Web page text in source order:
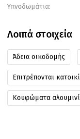
Υπνοδωμάτια:
Λοιπά στοιχεία
Άδεια οικοδομής
Επιτρέπονται
Κουφώματα